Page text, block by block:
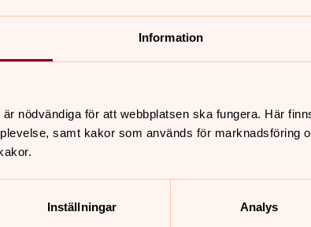
Information
nödvändiga för att webbplatsen ska fungera. Här
samt kakor som används för marknadsföring
Inställningar Analys